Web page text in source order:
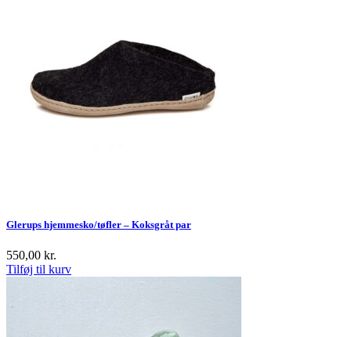
Glerups hjemmesko/tøfler – Koksgråt par
550,00 kr.
Tilføj til kurv